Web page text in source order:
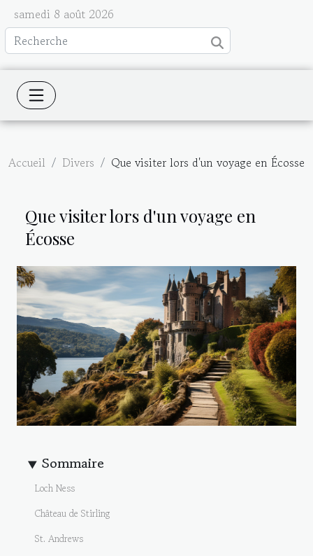
samedi 8 août 2026
Accueil Divers Que visiter lors d'un voyage en Écosse
Que visiter lors d'un voyage en
Écosse
Sommaire
Loch Ness
Château de Stirling
St. Andrews